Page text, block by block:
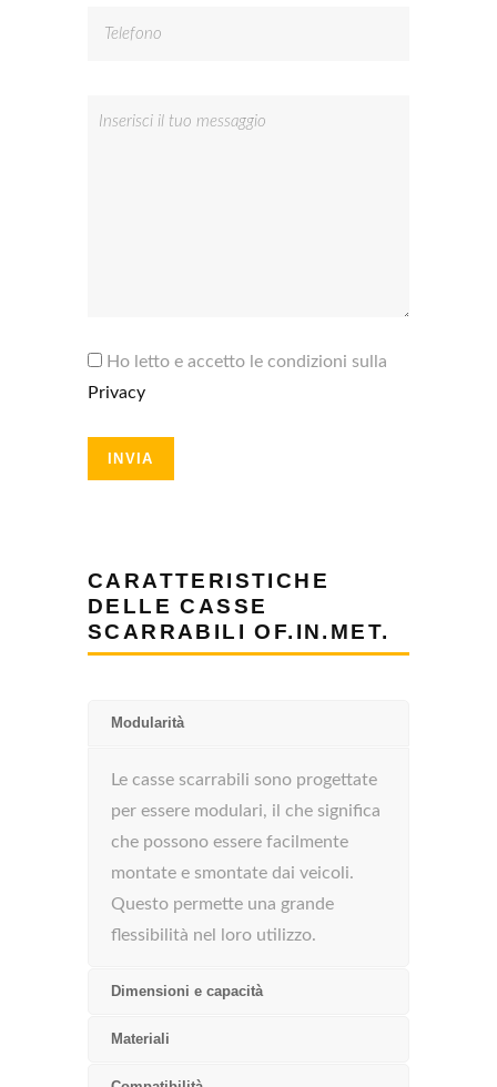
Ho letto e accetto le condizioni sulla
Privacy
CARATTERISTICHE
DELLE CASSE
SCARRABILI OF.IN.MET.
Modularità
Le casse scarrabili sono progettate
per essere modulari, il che significa
che possono essere facilmente
montate e smontate dai veicoli.
Questo permette una grande
flessibilità nel loro utilizzo.
Dimensioni e capacità
Materiali